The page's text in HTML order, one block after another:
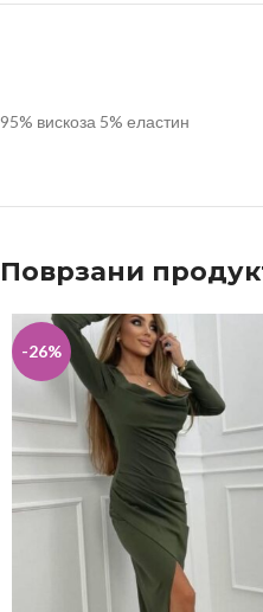
95% вискоза 5% еластин
Поврзани
-26%